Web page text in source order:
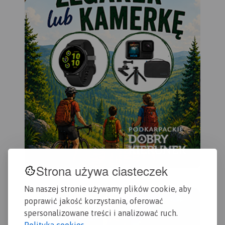
Strona używa ciasteczek
Na naszej stronie używamy plików cookie, aby
poprawić jakość korzystania, oferować
spersonalizowane treści i analizować ruch.